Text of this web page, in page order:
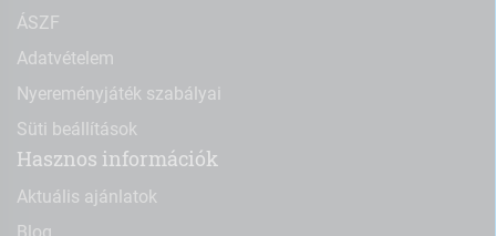
ÁSZF
Adatvételem
Nyereményjáték szabályai
Süti beállítások
Hasznos információk
Aktuális ajánlatok